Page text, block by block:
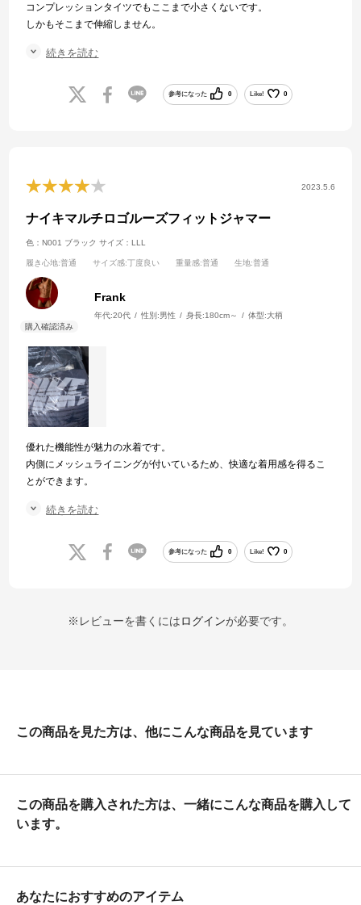
コンプレッションタイツでもここまで小さくないです。
しかもそこまで伸縮しません。
私の体型は表記サイズ上限位ですが、破れそうなくらいピチピチで
ウエストは履くときにはゴムが切れそうです。
太ももも不自然なくらい食い込みます。
続きを読む
参考になった 0 Like! 0
2023.5.6
ナイキマルチロゴルーズフィットジャマー
色：N001 ブラック サイズ：LLL
履き心地:普通 サイズ感:丁度良い 重量感:普通 生地:普通
Frank
年代:20代 性別:男性 身長:180cm～ 体型:大柄
優れた機能性が魅力の水着です。
内側にメッシュライニングが付いているため、快適な着用感を得るこ
とができます。
活躍することができます。特に、スポーツやアクティブなレジャーを
続きを読む
参考になった 0 Like! 0
※レビューを書くにはログインが必要です。
この商品を見た方は、他にこんな商品を見ています
この商品を購入された方は、一緒にこんな商品を購入して
います。
あなたにおすすめのアイテム